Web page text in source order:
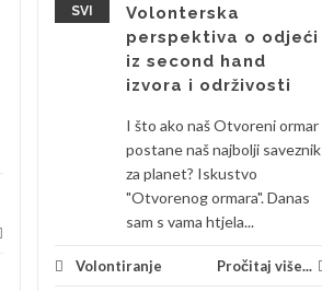
SVI
Volonterska
perspektiva o odjeći
iz second hand
izvora i održivosti
I što ako naš Otvoreni ormar
postane naš najbolji saveznik
za planet? Iskustvo
"Otvorenog ormara". Danas
sam s vama htjela...
Volontiranje Pročitaj više...